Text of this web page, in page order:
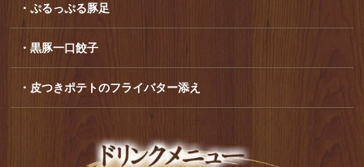
・ぷるっぷる豚足
・黒豚一口餃子
・皮つきポテトのフライバター添え